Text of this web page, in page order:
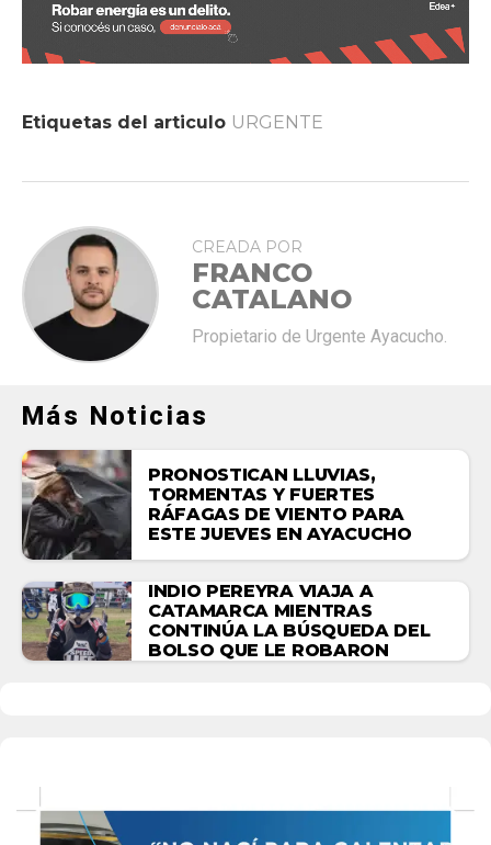
Etiquetas del articulo URGENTE
CREADA POR
FRANCO
CATALANO
Propietario de Urgente Ayacucho.
Más Noticias
PRONOSTICAN LLUVIAS,
TORMENTAS Y FUERTES
RÁFAGAS DE VIENTO PARA
ESTE JUEVES EN AYACUCHO
INDIO PEREYRA VIAJA A
CATAMARCA MIENTRAS
CONTINÚA LA BÚSQUEDA DEL
BOLSO QUE LE ROBARON